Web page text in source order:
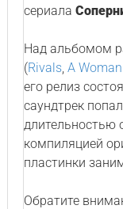
сериала
Над альбомом
(Rivals, A
его релиз
саундтрек
длительностью
компиляцией
пластинки
Обратите